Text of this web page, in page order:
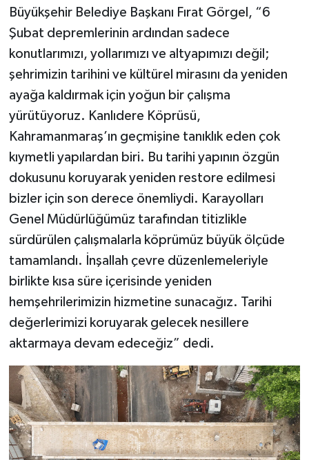
Büyükşehir Belediye Başkanı Fırat Görgel, “6
Şubat depremlerinin ardından sadece
konutlarımızı, yollarımızı ve altyapımızı değil;
şehrimizin tarihini ve kültürel mirasını da yeniden
ayağa kaldırmak için yoğun bir çalışma
yürütüyoruz. Kanlıdere Köprüsü,
Kahramanmaraş’ın geçmişine tanıklık eden çok
kıymetli yapılardan biri. Bu tarihi yapının özgün
dokusunu koruyarak yeniden restore edilmesi
bizler için son derece önemliydi. Karayolları
Genel Müdürlüğümüz tarafından titizlikle
sürdürülen çalışmalarla köprümüz büyük ölçüde
tamamlandı. İnşallah çevre düzenlemeleriyle
birlikte kısa süre içerisinde yeniden
hemşehrilerimizin hizmetine sunacağız. Tarihi
değerlerimizi koruyarak gelecek nesillere
aktarmaya devam edeceğiz” dedi.